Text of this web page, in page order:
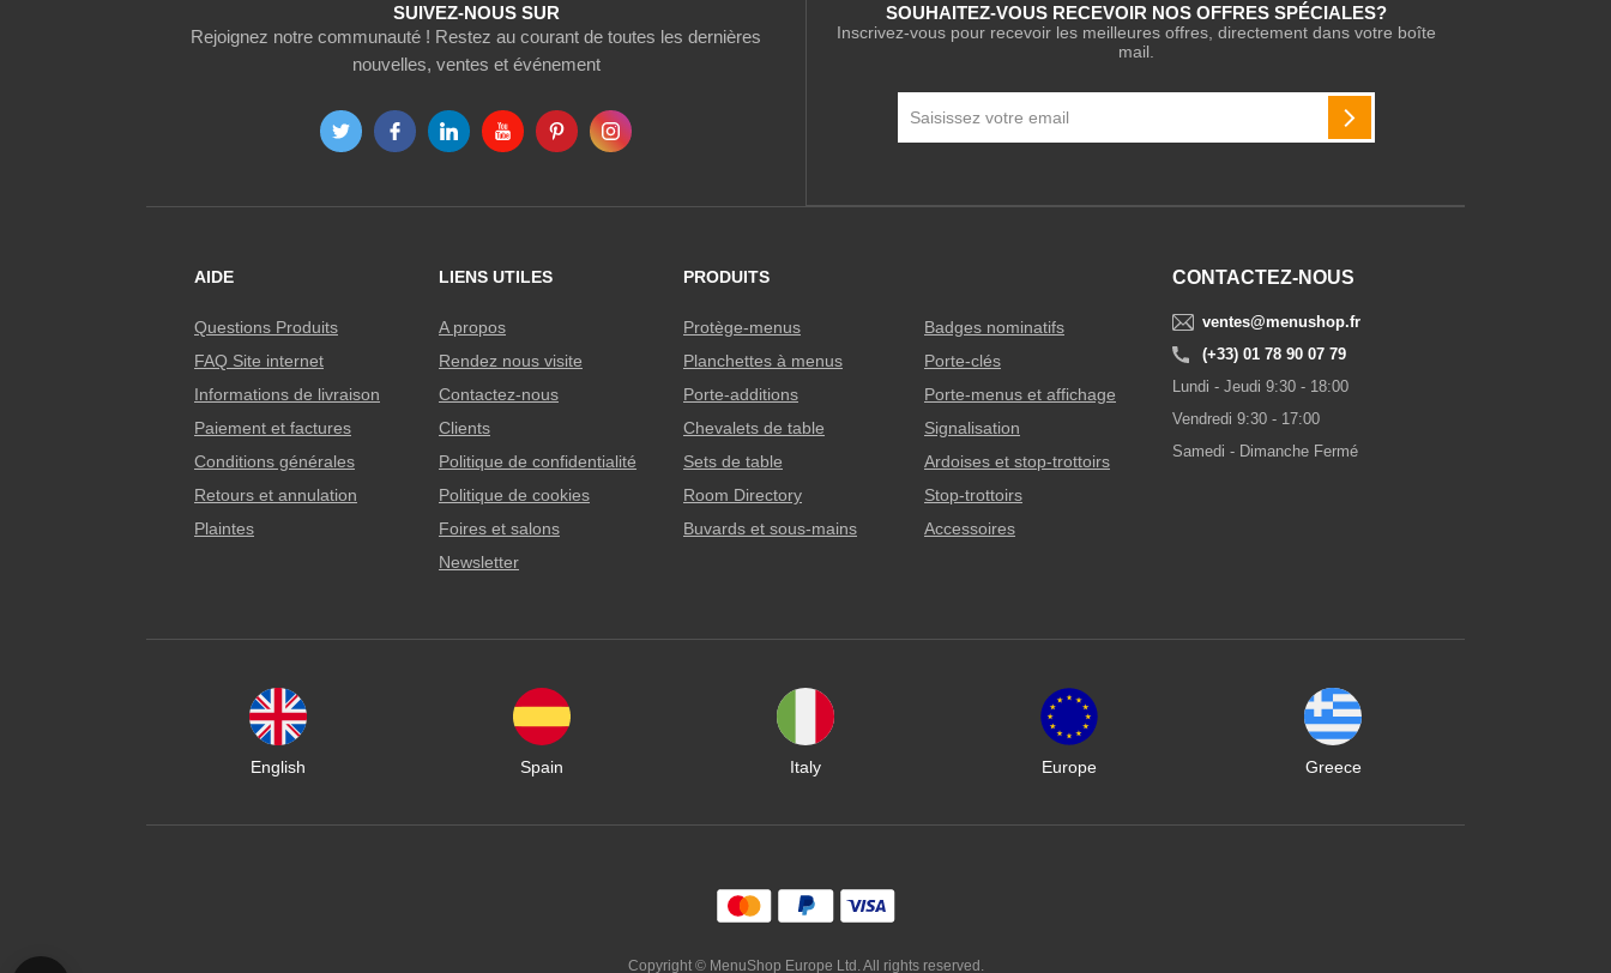
SUIVEZ-NOUS SUR
Rejoignez notre communauté ! Restez au courant de toutes les dernières
nouvelles, ventes et événement
SOUHAITEZ-VOUS RECEVOIR NOS OFFRES SPÉCIALES?
Inscrivez-vous pour recevoir les meilleures offres, directement dans votre boîte
mail.
notre
INSCRIPTION
CONTACTEZ-NOUS
ventes@menushop.fr
(+33) 01 78 90 07 79
Lundi - Jeudi 9:30 - 18:00
Vendredi 9:30 - 17:00
Samedi - Dimanche Fermé
AIDE
Questions Produits
FAQ Site internet
Informations de livraison
Paiement et factures
Conditions générales
Retours et annulation
Plaintes
LIENS UTILES
A propos
Rendez nous visite
Contactez-nous
Clients
Politique de confidentialité
Politique de cookies
Foires et salons
Newsletter
PRODUITS
Protège-menus
Planchettes à menus
Porte-additions
Chevalets de table
Sets de table
Room Directory
Buvards et sous-mains
Badges nominatifs
Porte-clés
Porte-menus et affichage
Signalisation
Ardoises et stop-trottoirs
Stop-trottoirs
Accessoires
English Spain Italy Europe Greece
Copyright © MenuShop Europe Ltd. All rights reserved.